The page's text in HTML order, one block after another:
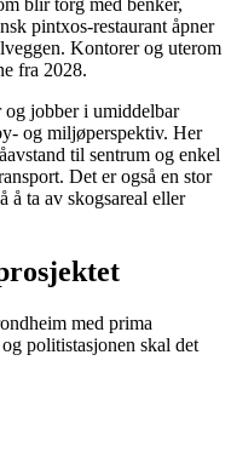
blir torg med benker,
pintxos-restaurant åpner
Kontorer og uterom
fra 2028.
jobber i umiddelbar
og miljøperspektiv. Her
til sentrum og enkel
Det er også en stor
å ta av skogsareal eller
med prima
politistasjonen skal det